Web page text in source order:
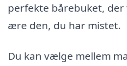
perfekte bårebuket,
ære den, du har mistet.
Du kan vælge mellem